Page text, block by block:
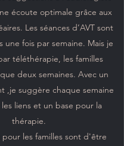
écoute optimale grâce aux
Les séances d’AVT sont
une fois par semaine. Mais je
téléthérapie, les familles
deux semaines. Avec un
,je suggère chaque semaine
liens et un base pour la
thérapie.
pour les familles sont d'être